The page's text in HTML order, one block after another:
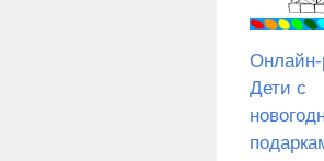
Онлайн-
Дети c